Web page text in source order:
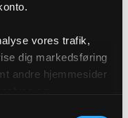
vores trafik,
dig markedsføring
andre hjemmesider